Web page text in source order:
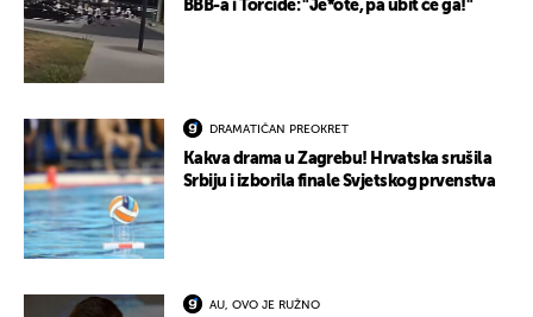
BBB-a i Torcide: "Je*ote, pa ubit će ga!"
DRAMATIČAN PREOKRET
Kakva drama u Zagrebu! Hrvatska srušila
Srbiju i izborila finale Svjetskog prvenstva
AU, OVO JE RUŽNO